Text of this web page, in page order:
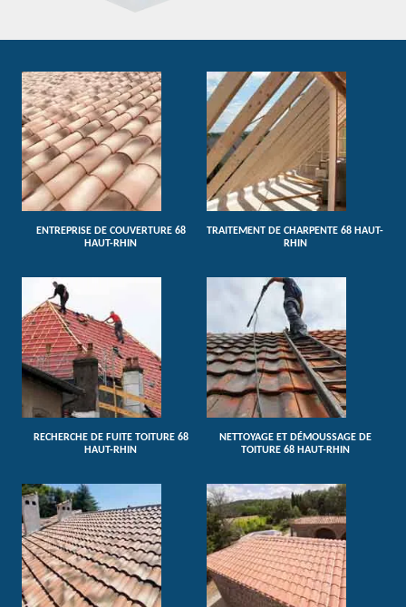
ENTREPRISE DE COUVERTURE 68
HAUT-RHIN
TRAITEMENT DE CHARPENTE 68 HAUT-
RHIN
RECHERCHE DE FUITE TOITURE 68
HAUT-RHIN
NETTOYAGE ET DÉMOUSSAGE DE
TOITURE 68 HAUT-RHIN